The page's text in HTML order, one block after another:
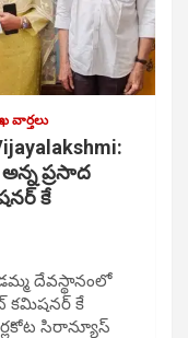
వార్తలు
ప్రసాద
కే
దేవస్థానంలో
కమిషనర్ కే
సిరాన్యూస్